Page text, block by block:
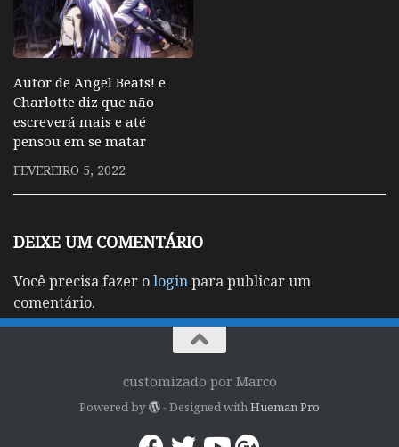
Autor de Angel Beats! e
Charlotte diz que não
escreverá mais e até
pensou em se matar
FEVEREIRO 5, 2022
DEIXE UM COMENTÁRIO
Você precisa fazer ologinpara publicar um
comentário.
customizado por Marco
Powered by - Designed withHueman Pro